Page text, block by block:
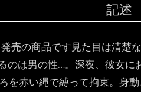
記述
売の商品です見た目は清楚
のは男の性…。深夜、彼女
を赤い縄で縛って拘束。身